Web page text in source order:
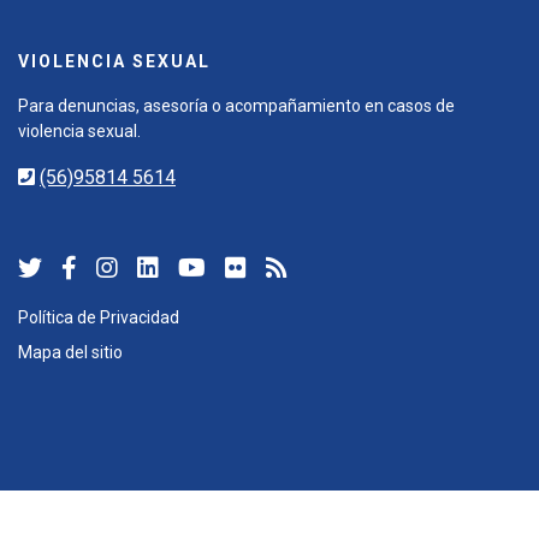
VIOLENCIA SEXUAL
Para denuncias, asesoría o acompañamiento en casos de
violencia sexual.
(56)95814 5614
Política de Privacidad
Mapa del sitio